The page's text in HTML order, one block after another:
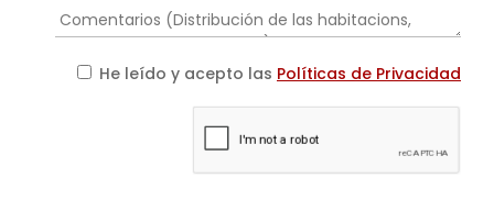
He leído y acepto las Políticas de Privacidad